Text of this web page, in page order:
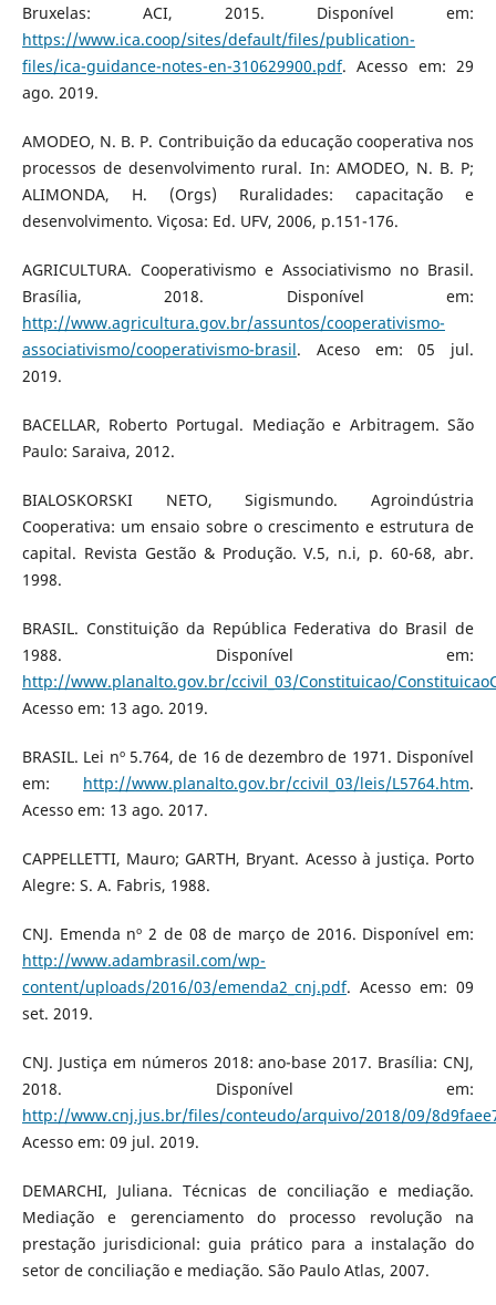
Bruxelas: ACI, 2015. Disponível em:
https://www.ica.coop/sites/default/files/publication-
files/ica-guidance-notes-en-310629900.pdf. Acesso em: 29
ago. 2019.
AMODEO, N. B. P. Contribuição da educação cooperativa nos
processos de desenvolvimento rural. In: AMODEO, N. B. P;
ALIMONDA, H. (Orgs) Ruralidades: capacitação e
desenvolvimento. Viçosa: Ed. UFV, 2006, p.151-176.
AGRICULTURA. Cooperativismo e Associativismo no Brasil.
Brasília, 2018. Disponível em:
http://www.agricultura.gov.br/assuntos/cooperativismo-
associativismo/cooperativismo-brasil. Aceso em: 05 jul.
2019.
BACELLAR, Roberto Portugal. Mediação e Arbitragem. São
Paulo: Saraiva, 2012.
BIALOSKORSKI NETO, Sigismundo. Agroindústria
Cooperativa: um ensaio sobre o crescimento e estrutura de
capital. Revista Gestão & Produção. V.5, n.i, p. 60-68, abr.
1998.
BRASIL. Constituição da República Federativa do Brasil de
1988. Disponível em:
http://www.planalto.gov.br/ccivil_03/Constituicao/
Acesso em: 13 ago. 2019.
BRASIL. Lei nº 5.764, de 16 de dezembro de 1971. Disponível
em: http://www.planalto.gov.br/ccivil_03/leis/L5764.htm.
Acesso em: 13 ago. 2017.
CAPPELLETTI, Mauro; GARTH, Bryant. Acesso à justiça. Porto
Alegre: S. A. Fabris, 1988.
CNJ. Emenda nº 2 de 08 de março de 2016. Disponível em:
http://www.adambrasil.com/wp-
content/uploads/2016/03/emenda2_cnj.pdf. Acesso em: 09
set. 2019.
CNJ. Justiça em números 2018: ano-base 2017. Brasília: CNJ,
2018. Disponível em:
http://www.cnj.jus.br/files/conteudo/arquivo/2018/09/
Acesso em: 09 jul. 2019.
DEMARCHI, Juliana. Técnicas de conciliação e mediação.
Mediação e gerenciamento do processo revolução na
prestação jurisdicional: guia prático para a instalação do
setor de conciliação e mediação. São Paulo Atlas, 2007.